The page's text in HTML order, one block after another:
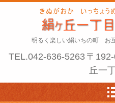
明るく楽しい絹いちの町 お
TEL.042-636-5263 〒
丘一